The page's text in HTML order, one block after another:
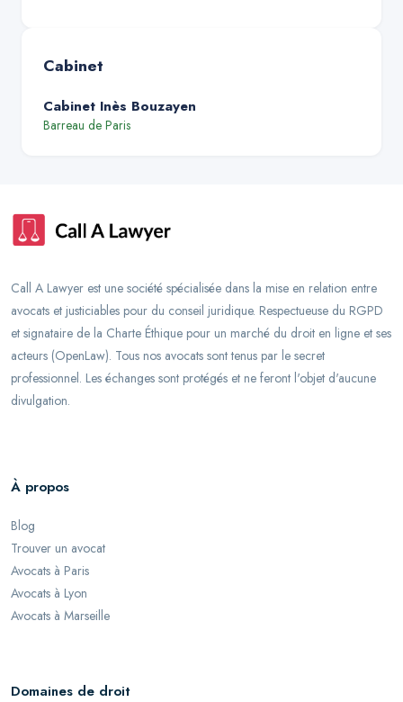
Cabinet
Cabinet Inès Bouzayen
Barreau de Paris
Call A Lawyer est une société spécialisée dans la mise en relation entre
avocats et justiciables pour du conseil juridique. Respectueuse du RGPD
et signataire de la Charte Éthique pour un marché du droit en ligne et ses
acteurs (OpenLaw). Tous nos avocats sont tenus par le secret
professionnel. Les échanges sont protégés et ne feront l'objet d'aucune
divulgation.
À propos
Blog
Trouver un avocat
Avocats à Paris
Avocats à Lyon
Avocats à Marseille
Domaines de droit